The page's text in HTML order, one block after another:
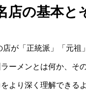
店の基本と
が「正統派」「元祖
ーメンとは何か、そ
より深く理解できる